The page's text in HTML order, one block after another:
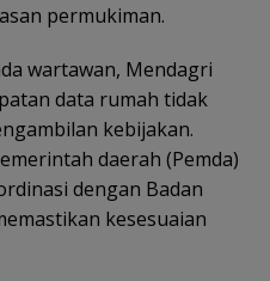
permukiman.
wartawan, Mendagri
data rumah tidak
kebijakan.
daerah (Pemda)
dengan Badan
kesesuaian